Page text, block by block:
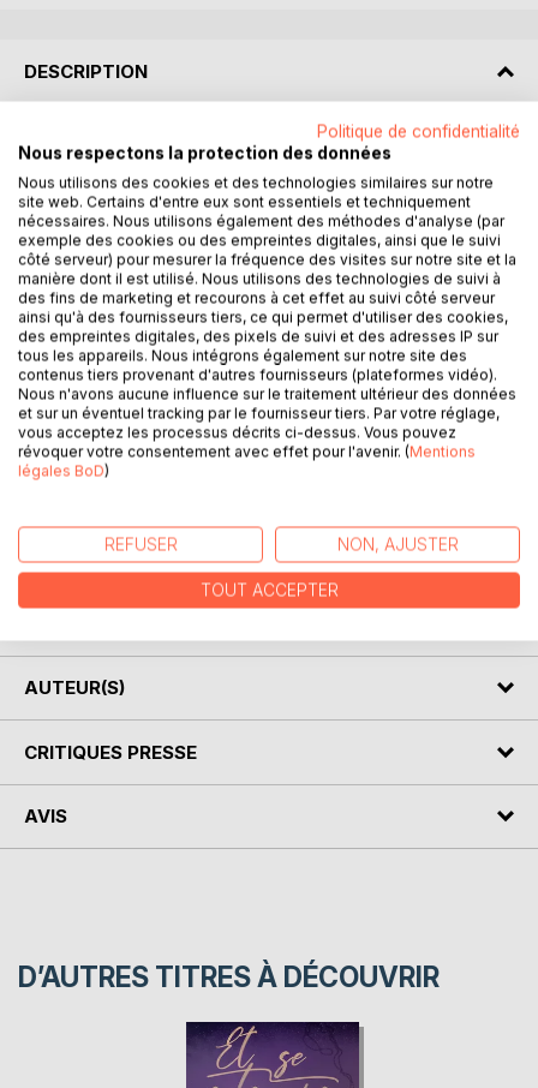
DESCRIPTION
Fuir une nouvelle fois, ou choisir de se reconstruire.
Mila Davis a vu sa vie voler en éclat lorsque son petit ami
l'a laissée gisante sur le sol, les os brisés. Alors elle s'est
enfuie à des milliers de kilomètres de chez elle, sans
jamais se retourner.
À Columbus, en Géorgie, la vie semble paisible et pleine de
promesses. Si ce n'est cette base militaire qui lui rappelle
tout ce qu'elle a abandonné. Le coffee shop où elle
travaille semble être le repère de tous les soldats. Y
compris celui de Mason Cooper.
Mason et ses questions sur ce passé qu'elle cherche à
détermination et son regard intense auquel rien n'échappe.
Mila devra rapidement faire un choix. Mais en sera-t-elle
AUTEUR(S)
CRITIQUES PRESSE
AVIS
D’AUTRES TITRES À DÉCOUVRIR
Politique de confidentialité
Nous respectons la protection des données
Nous utilisons des cookies et des technologies similaires sur notre
site web. Certains d'entre eux sont essentiels et techniquement
nécessaires. Nous utilisons également des méthodes d'analyse (par
exemple des cookies ou des empreintes digitales, ainsi que le suivi
côté serveur) pour mesurer la fréquence des visites sur notre site et la
manière dont il est utilisé. Nous utilisons des technologies de suivi à
des fins de marketing et recourons à cet effet au suivi côté serveur
ainsi qu'à des fournisseurs tiers, ce qui permet d'utiliser des cookies,
des empreintes digitales, des pixels de suivi et des adresses IP sur
tous les appareils. Nous intégrons également sur notre site des
contenus tiers provenant d'autres fournisseurs (plateformes vidéo).
Nous n'avons aucune influence sur le traitement ultérieur des données
et sur un éventuel tracking par le fournisseur tiers. Par votre réglage,
vous acceptez les processus décrits ci-dessus. Vous pouvez
révoquer votre consentement avec effet pour l'avenir. (Mentions
légales BoD)
REFUSER NON, AJUSTER
TOUT ACCEPTER